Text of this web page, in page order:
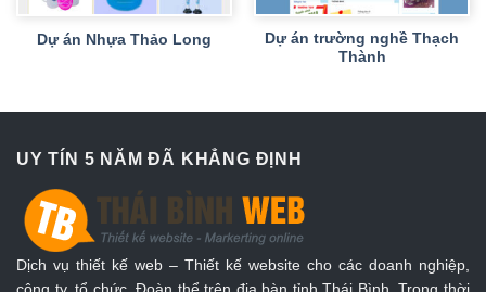
Dự án Nhựa Thảo Long
Dự án trường nghề Thạch
Thành
UY TÍN 5 NĂM ĐÃ KHẲNG ĐỊNH
Dịch vụ thiết kế web – Thiết kế website cho các doanh nghiệp,